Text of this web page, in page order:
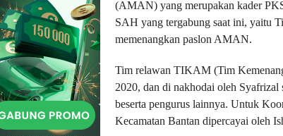
(AMAN) yang merupakan kader
SAH yang tergabung saat ini, yaitu
memenangkan paslon AMAN.
Tim relawan TIKAM (Tim
2020, dan di nakhodai oleh
beserta pengurus lainnya. Untuk
Kecamatan Bantan dipercayai oleh